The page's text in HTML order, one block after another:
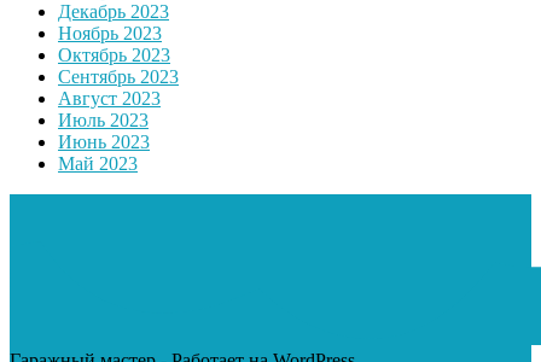
Декабрь 2023
Ноябрь 2023
Октябрь 2023
Сентябрь 2023
Август 2023
Июль 2023
Июнь 2023
Май 2023